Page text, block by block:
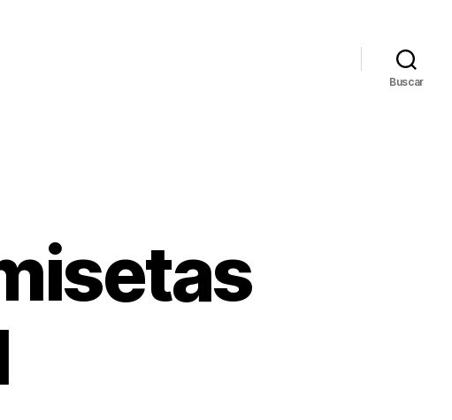
Buscar